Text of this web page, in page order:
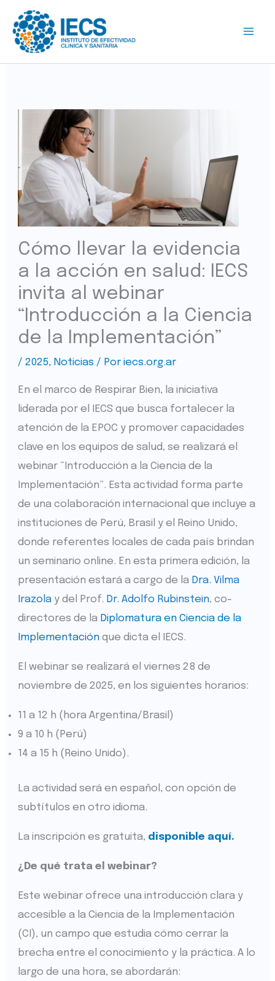
contenido
Cómo llevar la evidencia
a la acción en salud: IECS
invita al webinar
“Introducción a la Ciencia
de la Implementación”
/2025, Noticias / Poriecs.org.ar
En el marco de Respirar Bien, la iniciativa
liderada por el IECS que busca fortalecer la
atención de la EPOC y promover capacidades
clave en los equipos de salud, se realizará el
webinar “Introducción a la Ciencia de la
Implementación”. Esta actividad forma parte
de una colaboración internacional que incluye a
instituciones de Perú, Brasil y el Reino Unido,
donde referentes locales de cada país brindan
un seminario online. En esta primera edición, la
presentación estará a cargo de la Dra. Vilma
Irazola y del Prof. Dr. Adolfo Rubinstein, co-
directores de la Diplomatura en Ciencia de la
Implementaciónque dicta el IECS.
El webinar se realizará el viernes 28 de
noviembre de 2025, en los siguientes horarios:
11 a 12 h (hora Argentina/Brasil)
9 a 10 h (Perú)
14 a 15 h (Reino Unido).
La actividad será en español, con opción de
subtítulos en otro idioma.
La inscripción es gratuita, disponible aquí.
¿De qué trata el webinar?
Este webinar ofrece una introducción clara y
accesible a la Ciencia de la Implementación
(CI), un campo que estudia cómo cerrar la
brecha entre el conocimiento y la práctica. A lo
largo de una hora, se abordarán: